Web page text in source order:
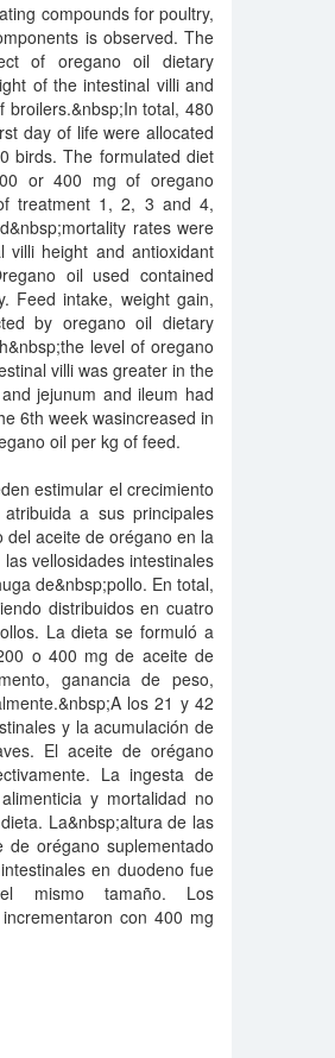
compounds for poultry,
is observed. The
of oregano oil dietary
of the intestinal villi and
total, 480
day of life were allocated
birds. The formulated diet
or 400 mg of oregano
treatment 1, 2, 3 and 4,
rates were
height and antioxidant
oil used contained
Feed intake, weight gain,
by oregano oil dietary
level of oregano
villi was greater in the
jejunum and ileum had
6th week wasincreased in
oil per kg of feed.
estimular el crecimiento
a sus principales
del aceite de orégano en la
vellosidades intestinales
de&nbsp;pollo. En total,
distribuidos en cuatro
La dieta se formuló a
o 400 mg de aceite de
ganancia de peso,
los 21 y 42
y la acumulación de
El aceite de orégano
La ingesta de
y mortalidad no
La&nbsp;altura de las
de orégano suplementado
en duodeno fue
mismo tamaño. Los
con 400 mg